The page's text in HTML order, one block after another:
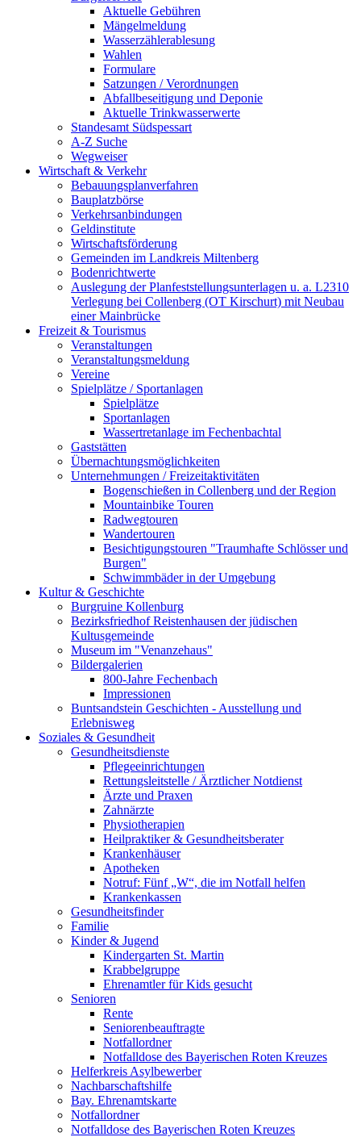
Aktuelle Gebühren
Mängelmeldung
Wasserzählerablesung
Wahlen
Formulare
Satzungen / Verordnungen
Abfallbeseitigung und Deponie
Aktuelle Trinkwasserwerte
Standesamt Südspessart
A-Z Suche
Wegweiser
Wirtschaft & Verkehr
Bebauungsplanverfahren
Bauplatzbörse
Verkehrsanbindungen
Geldinstitute
Wirtschaftsförderung
Gemeinden im Landkreis Miltenberg
Bodenrichtwerte
Auslegung der Planfeststellungsunterlagen u. a. L2310
Verlegung bei Collenberg (OT Kirschurt) mit Neubau
einer Mainbrücke
Freizeit & Tourismus
Veranstaltungen
Veranstaltungsmeldung
Vereine
Spielplätze / Sportanlagen
Spielplätze
Sportanlagen
Wassertretanlage im Fechenbachtal
Gaststätten
Übernachtungsmöglichkeiten
Unternehmungen / Freizeitaktivitäten
Bogenschießen in Collenberg und der Region
Mountainbike Touren
Radwegtouren
Wandertouren
Besichtigungstouren "Traumhafte Schlösser und
Burgen"
Schwimmbäder in der Umgebung
Kultur & Geschichte
Burgruine Kollenburg
Bezirksfriedhof Reistenhausen der jüdischen
Kultusgemeinde
Museum im "Venanzehaus"
Bildergalerien
800-Jahre Fechenbach
Impressionen
Buntsandstein Geschichten - Ausstellung und
Erlebnisweg
Soziales & Gesundheit
Gesundheitsdienste
Pflegeeinrichtungen
Rettungsleitstelle / Ärztlicher Notdienst
Ärzte und Praxen
Zahnärzte
Physiotherapien
Heilpraktiker & Gesundheitsberater
Krankenhäuser
Apotheken
Notruf: Fünf „W“, die im Notfall helfen
Krankenkassen
Gesundheitsfinder
Familie
Kinder & Jugend
Kindergarten St. Martin
Krabbelgruppe
Ehrenamtler für Kids gesucht
Senioren
Rente
Seniorenbeauftragte
Notfallordner
Notfalldose des Bayerischen Roten Kreuzes
Helferkreis Asylbewerber
Nachbarschaftshilfe
Bay. Ehrenamtskarte
Notfallordner
Notfalldose des Bayerischen Roten Kreuzes